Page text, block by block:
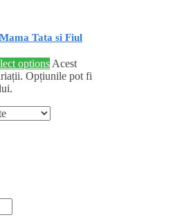
Tata si Fiul
optionsAcest
Opțiunile pot fi